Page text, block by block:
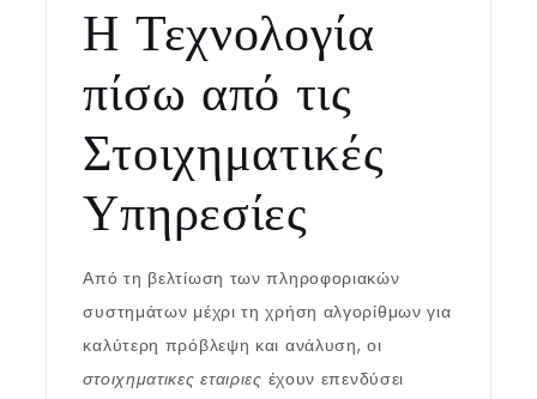
Η Τεχνολογία
πίσω από τις
Στοιχηματικές
Υπηρεσίες
Από τη βελτίωση των πληροφοριακών
συστημάτων μέχρι τη χρήση αλγορίθμων για
καλύτερη πρόβλεψη και ανάλυση, οι
στοιχηματικες εταιριες έχουν επενδύσει